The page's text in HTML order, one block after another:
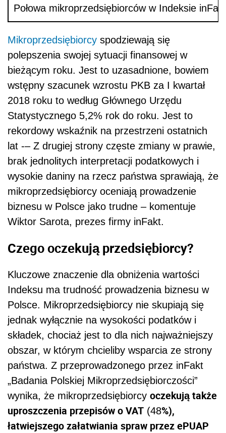
Połowa mikroprzedsiębiorców w Indeksie
Mikroprzedsiębiorcy spodziewają się
polepszenia swojej sytuacji finansowej w
bieżącym roku. Jest to uzasadnione, bowiem
wstępny szacunek wzrostu PKB za I kwartał
2018 roku to według Głównego Urzędu
Statystycznego 5,2% rok do roku. Jest to
rekordowy wskaźnik na przestrzeni ostatnich
lat -– Z drugiej strony częste zmiany w prawie,
brak jednolitych interpretacji podatkowych i
wysokie daniny na rzecz państwa sprawiają, że
mikroprzedsiębiorcy oceniają prowadzenie
biznesu w Polsce jako trudne – komentuje
Wiktor Sarota, prezes firmy inFakt.
Czego oczekują przedsiębiorcy?
Kluczowe znaczenie dla obniżenia wartości
Indeksu ma trudność prowadzenia biznesu w
Polsce. Mikroprzedsiębiorcy nie skupiają się
jednak wyłącznie na wysokości podatków i
składek, chociaż jest to dla nich najważniejszy
obszar, w którym chcieliby wsparcia ze strony
państwa. Z przeprowadzonego przez inFakt
„Badania Polskiej Mikroprzedsiębiorczości”
wynika, że mikroprzedsiębiorcy oczekują także
uproszczenia przepisów o VAT (48%),
łatwiejszego załatwiania spraw przez ePUAP